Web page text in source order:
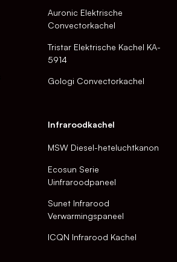
Auronic Elektrische
Convectorkachel
Tristar Elektrische Kachel KA-
5914
Gologi Convectorkachel
Infraroodkachel
MSW Diesel-heteluchtkanon
Ecosun Serie
Uinfraroodpaneel
Sunet Infrarood
Verwarmingspaneel
ICQN Infrarood Kachel